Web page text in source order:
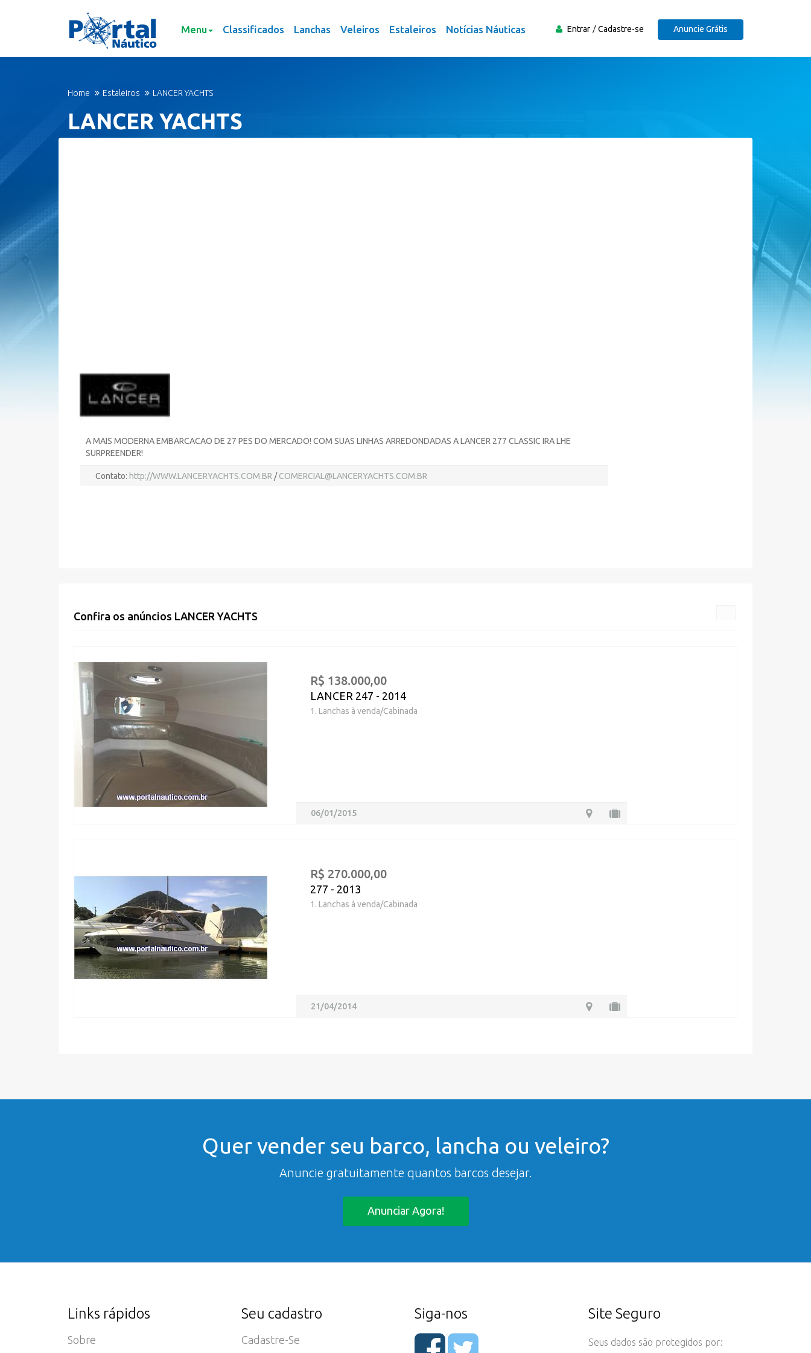
Menu Classificados Lanchas Veleiros Estaleiros Notícias Náuticas Entrar Cadastre-se Anuncie Grátis
Home Estaleiros LANCER YACHTS
LANCER YACHTS
A MAIS MODERNA EMBARCACAO DE 27 PES DO MERCADO! COM SUAS LINHAS ARREDONDADAS A LANCER 277 CLASSIC IRA LHE
SURPREENDER!
Contato: http://WWW.LANCERYACHTS.COM.BR /COMERCIAL@LANCERYACHTS.COM.BR
Confira os anúncios LANCER YACHTS
R$ 138.000,00
LANCER 247 - 2014
1. Lanchas à venda/Cabinada
06/01/2015
R$ 270.000,00
277 - 2013
1. Lanchas à venda/Cabinada
21/04/2014
Quer vender seu barco, lancha ou veleiro?
Anuncie gratuitamente quantos barcos desejar.
Anunciar Agora!
Links rápidos
Sobre
Seu cadastro
Cadastre-Se
Siga-nos Site Seguro
Seus dados são protegidos por: